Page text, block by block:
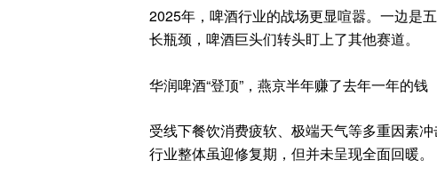
2025年，啤酒行业的战场更显喧嚣。一边是
长瓶颈，啤酒巨头们转头盯上了其他赛道。
华润啤酒“登顶”，燕京半年赚了去年一年的钱
受线下餐饮消费疲软、极端天气等多重因素
行业整体虽迎修复期，但并未呈现全面回暖。